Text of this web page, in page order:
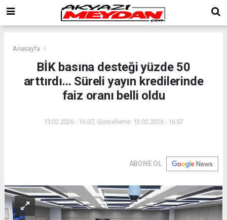
Anasayfa
BİK basına desteği yüzde 50
arttırdı... Süreli yayın kredilerinde
faiz oranı belli oldu
13.02.2026 - 16:07, Güncelleme: 13.02.2026 - 16:07
ABONE OL